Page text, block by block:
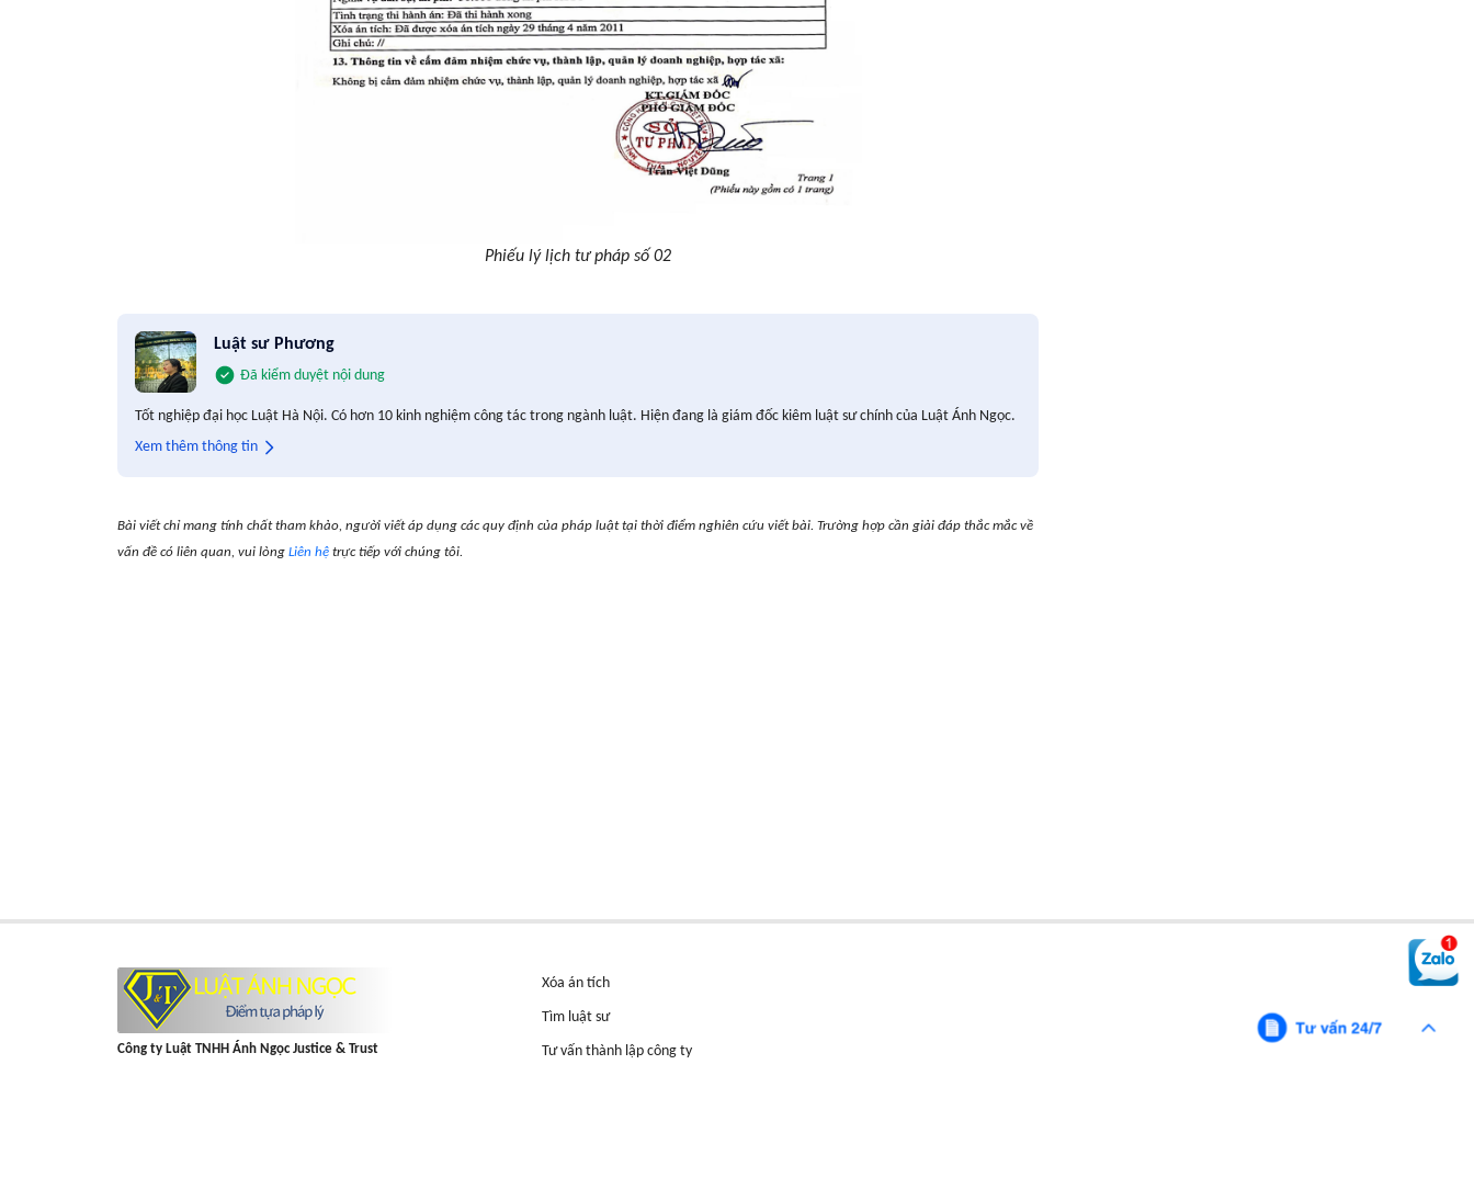
Phiếu lý lịch tư pháp số 02
Luật sư Phương
Đã kiểm duyệt nội dung
Tốt nghiệp đại học Luật Hà Nội. Có hơn 10 kinh nghiệm công tác trong ngành luật. Hiện đang là giám đốc kiêm luật sư chính của Luật Ánh Ngọc.
Xem thêm thông tin
Bài viết chỉ mang tính chất tham khảo, người viết áp dụng các quy định của pháp luật tại thời điểm nghiên cứu viết bài. Trường hợp cần giải đáp thắc mắc về
vấn đề có liên quan, vui lòng Liên hệ trực tiếp với chúng tôi.
Công ty Luật TNHH Ánh Ngọc Justice & Trust
Xóa án tích
Tìm luật sư
Tư vấn thành lập công ty